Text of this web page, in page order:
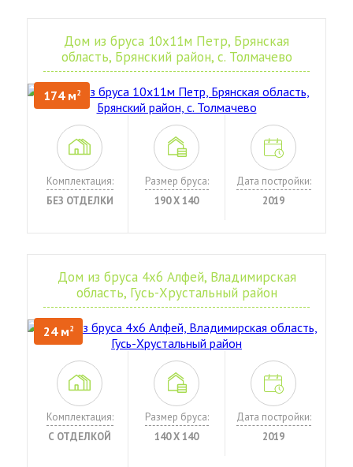
Дом из бруса 10х11м Петр, Брянская
область, Брянский район, с. Толмачево
174 м2
Комплектация:
БЕЗ ОТДЕЛКИ
Размер бруса:
190 Х 140
Дата постройки:
2019
Дом из бруса 4х6 Алфей, Владимирская
область, Гусь-Хрустальный район
24 м2
Комплектация:
С ОТДЕЛКОЙ
Размер бруса:
140 Х 140
Дата постройки:
2019